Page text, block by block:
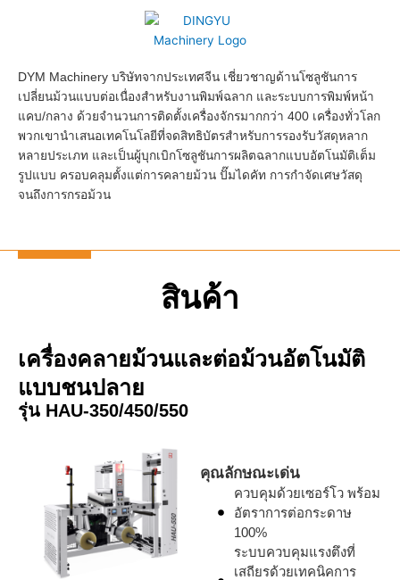
DYM Machinery บริษัทจากประเทศจีน เชี่ยวชาญด้านโซลูชันการ
เปลี่ยนม้วนแบบต่อเนื่องสำหรับงานพิมพ์ฉลาก และระบบการพิมพ์หน้า
แคบ/กลาง ด้วยจำนวนการติดตั้งเครื่องจักรมากกว่า 400 เครื่องทั่วโลก
พวกเขานำเสนอเทคโนโลยีที่จดสิทธิบัตรสำหรับการรองรับวัสดุหลาก
หลายประเภท และเป็นผู้บุกเบิกโซลูชันการผลิตฉลากแบบอัตโนมัติเต็ม
รูปแบบ ครอบคลุมตั้งแต่การคลายม้วน ปั๊มไดคัท การกำจัดเศษวัสดุ
จนถึงการกรอม้วน
สินค้า
เครื่องคลายม้วนและต่อม้วนอัตโนมัติ
แบบชนปลาย
รุ่น HAU-350/450/550
คุณลักษณะเด่น
ควบคุมด้วยเซอร์โว พร้อม
อัตราการต่อกระดาษ
100%
ระบบควบคุมแรงตึงที่
เสถียรด้วยเทคนิคการ